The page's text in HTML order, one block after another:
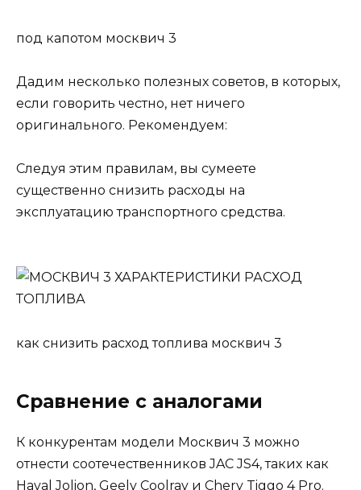
под капотом москвич 3
Дадим несколько полезных советов, в которых,
если говорить честно, нет ничего
оригинального. Рекомендуем:
Следуя этим правилам, вы сумеете
существенно снизить расходы на
эксплуатацию транспортного средства.
как снизить расход топлива москвич 3
Сравнение с аналогами
К конкурентам модели Москвич 3 можно
отнести соотечественников JAC JS4, таких как
Haval Jolion, Geely Coolray и Chery Tiggo 4 Pro.